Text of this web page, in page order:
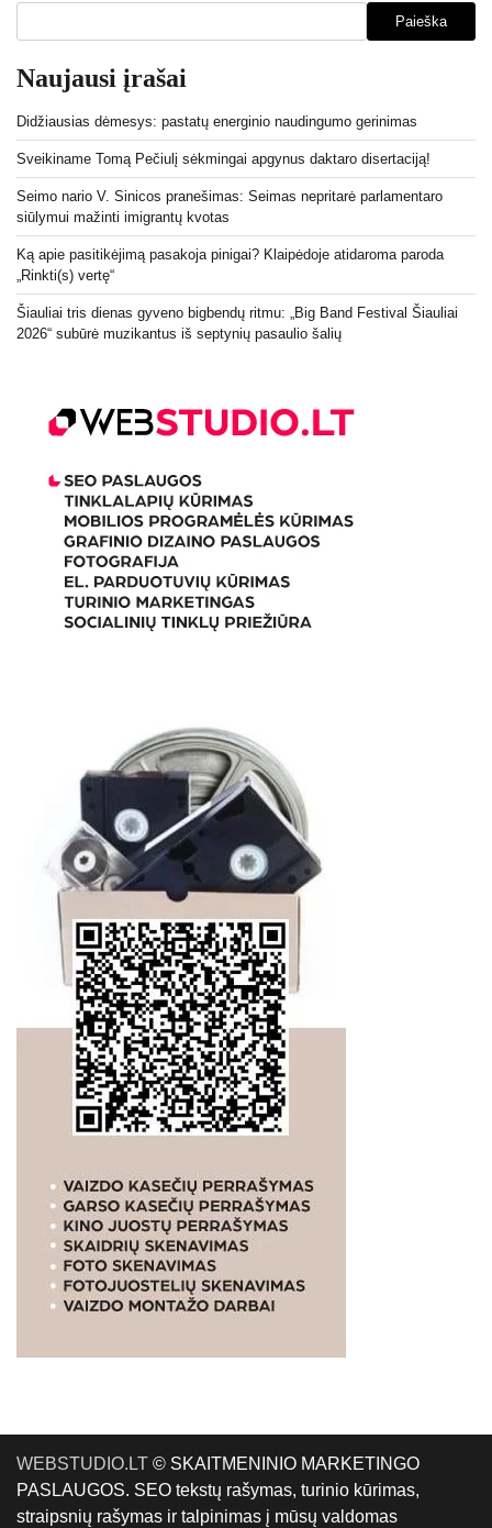
Paieška
Naujausi įrašai
Didžiausias dėmesys: pastatų energinio naudingumo gerinimas
Sveikiname Tomą Pečiulį sėkmingai apgynus daktaro disertaciją!
Seimo nario V. Sinicos pranešimas: Seimas nepritarė parlamentaro
siūlymui mažinti imigrantų kvotas
Ką apie pasitikėjimą pasakoja pinigai? Klaipėdoje atidaroma paroda
„Rinkti(s) vertę“
Šiauliai tris dienas gyveno bigbendų ritmu: „Big Band Festival Šiauliai
2026“ subūrė muzikantus iš septynių pasaulio šalių
WEBSTUDIO.LT © SKAITMENINIO MARKETINGO
PASLAUGOS. SEO tekstų rašymas, turinio kūrimas,
straipsnių rašymas ir talpinimas į mūsų valdomas